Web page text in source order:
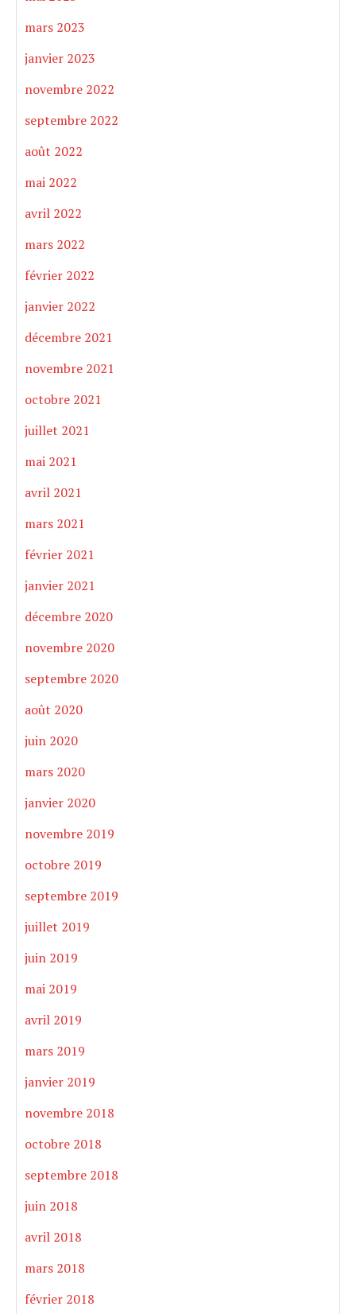
mars 2023
janvier 2023
novembre 2022
septembre 2022
août 2022
mai 2022
avril 2022
mars 2022
février 2022
janvier 2022
décembre 2021
novembre 2021
octobre 2021
juillet 2021
mai 2021
avril 2021
mars 2021
février 2021
janvier 2021
décembre 2020
novembre 2020
septembre 2020
août 2020
juin 2020
mars 2020
janvier 2020
novembre 2019
octobre 2019
septembre 2019
juillet 2019
juin 2019
mai 2019
avril 2019
mars 2019
janvier 2019
novembre 2018
octobre 2018
septembre 2018
juin 2018
avril 2018
mars 2018
février 2018